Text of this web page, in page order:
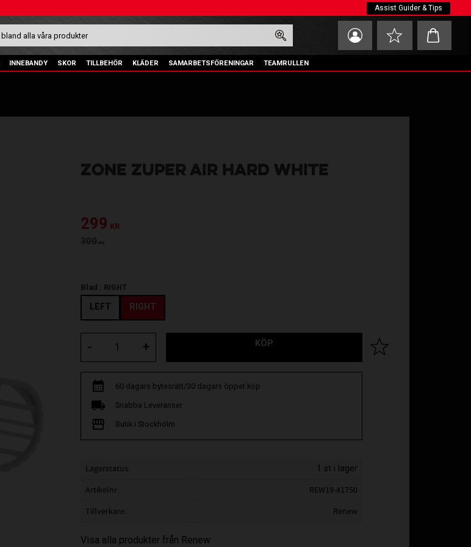
Assist Guider & Tips
Favoriter
Kundvagn
INNEBANDY SKOR TILLBEHÖR KLÄDER SAMARBETSFÖRENINGAR TEAMRULLEN
ZONE ZUPER AIR HARD WHITE
Nedsatt pris:
299 KR
Ordinarie pris:
300KR
Blad : RIGHT
LEFT RIGHT
+
- KÖP Lägg till i favoriter
60 dagars bytesrätt/30 dagars öppet köp
Snabba Leveranser
Butik i Stockholm
Lagerstatus 1 st i lager
Artikelnr
REW19-41750
Tillverkare
Renew
Visa alla produkter från Renew